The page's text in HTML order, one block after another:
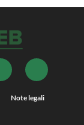
Note legali